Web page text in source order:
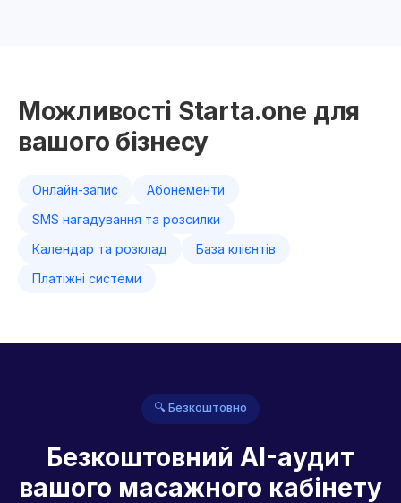
Можливості Starta.one для
вашого бізнесу
Онлайн-запис
Абонементи
SMS нагадування та розсилки
Календар та розклад
База клієнтів
Платіжні системи
🔍 Безкоштовно
Безкоштовний AI-аудит
вашого масажного кабінету